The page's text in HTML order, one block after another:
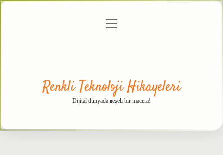
menüyü
Renkli Teknoloji Hikayeleri
Dijital dünyada neşeli bir macera!